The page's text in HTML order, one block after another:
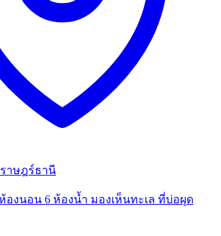
าษฎร์ธานี
งนอน 6 ห้องน้ำ มองเห็นทะเล ที่บ่อผุด